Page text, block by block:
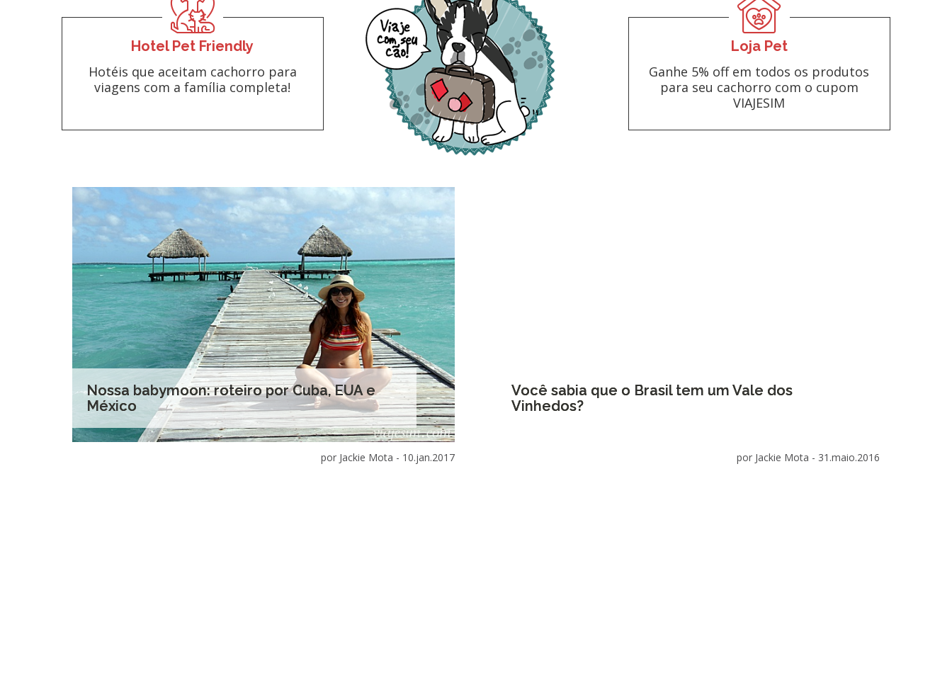
Hotel Pet Friendly
Hotéis que aceitam cachorro para
viagens com a família completa!
Loja Pet
Ganhe 5% off em todos os produtos
para seu cachorro com o cupom
VIAJESIM
Nossa babymoon: roteiro por Cuba, EUA e
México
por Jackie Mota - 10.jan.2017
Você sabia que o Brasil tem um Vale dos
Vinhedos?
por Jackie Mota - 31.maio.2016